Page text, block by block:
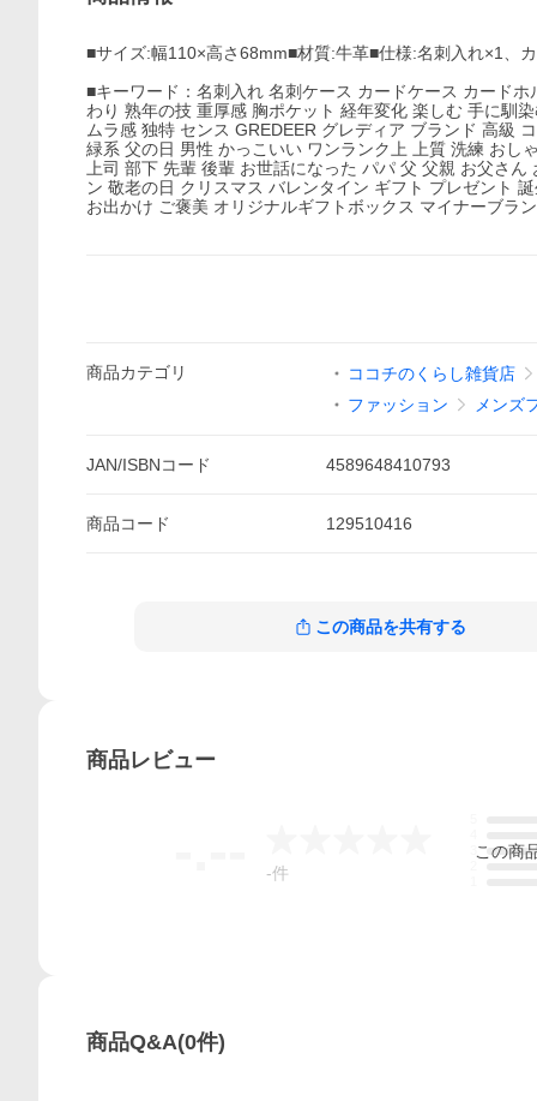
■サイズ:幅110×高さ68mm■材質:牛革■仕様:名刺入れ×1、
■キーワード：名刺入れ 名刺ケース カードケース カード
わり 熟年の技 重厚感 胸ポケット 経年変化 楽しむ 手に馴
ムラ感 独特 センス GREDEER グレディア ブランド 高級
緑系 父の日 男性 かっこいい ワンランク上 上質 洗練 お
上司 部下 先輩 後輩 お世話になった パパ 父 父親 お父さ
ン 敬老の日 クリスマス バレンタイン ギフト プレゼント
お出かけ ご褒美 オリジナルギフトボックス マイナーブラ
商品カテゴリ
ココチのくらし雑貨店
ファッション
メンズ
JAN/ISBNコード 4589648410793
商品コード 129510416
この商品を共有する
商品レビュー
-件
この商
商品Q&A(0件)